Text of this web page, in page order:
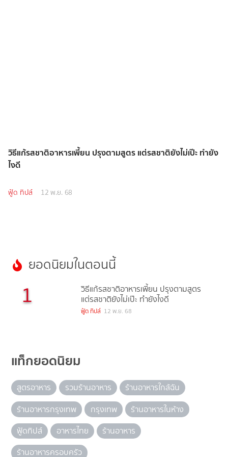
วิธีแก้รสชาติอาหารเพี้ยน ปรุงตามสูตร แต่รสชาติยังไม่เป๊ะ ทำยัง
ไงดี
ฟู้ด ทิปส์ 12 พ.ย. 68
ยอดนิยมในตอนนี้
1
วิธีแก้รสชาติอาหารเพี้ยน ปรุงตามสูตร
แต่รสชาติยังไม่เป๊ะ ทำยังไงดี
ฟู้ด ทิปส์ 12 พ.ย. 68
แท็กยอดนิยม
สูตรอาหาร รวมร้านอาหาร
ร้านอาหารใกล้ฉัน
ร้านอาหารกรุงเทพ
กรุงเทพ
ร้านอาหารในห้าง
ฟู้ดทิปส์
อาหารไทย
ร้านอาหาร
ร้านอาหารครอบครัว